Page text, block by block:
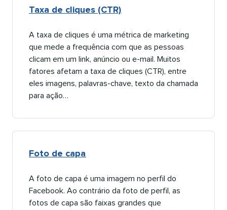
Taxa de cliques (CTR)​​
A taxa de cliques é uma métrica de marketing
que mede a frequência com que as pessoas
clicam em um link, anúncio ou e-mail. Muitos
fatores afetam a taxa de cliques (CTR), entre
eles imagens, palavras-chave, texto da chamada
para ação…​​
Foto de capa​​
A foto de capa é uma imagem no perfil do
Facebook. Ao contrário da foto de perfil, as
fotos de capa são faixas grandes que